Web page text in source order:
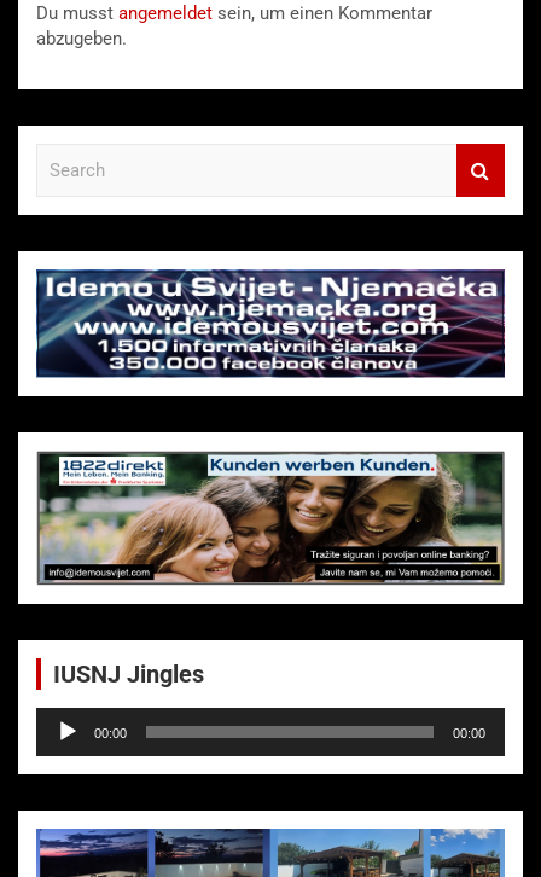
Du musst angemeldet sein, um einen Kommentar
abzugeben.
c
h
IUSNJ Jingles
Audio-
Player
00:00 00:00